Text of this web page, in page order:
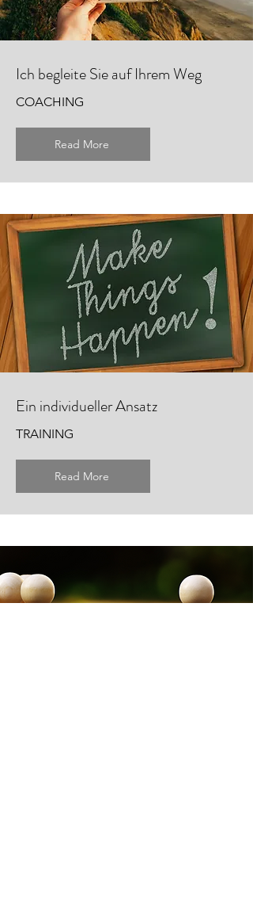
COACHING
Ich begleite Sie auf Ihrem Weg
Read More
TRAINING
Ein individueller Ansatz
Read More